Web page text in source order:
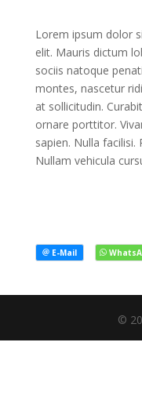
Lorem ipsum dolor
elit. Mauris dictum
sociis natoque
montes, nascetur
at sollicitudin.
ornare porttitor.
sapien. Nulla
Nullam vehicula
©